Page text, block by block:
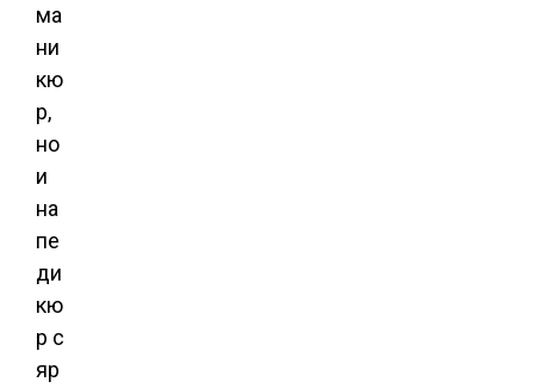
ма
ни
кю
р,
но
и
на
пе
ди
кю
р с
яр